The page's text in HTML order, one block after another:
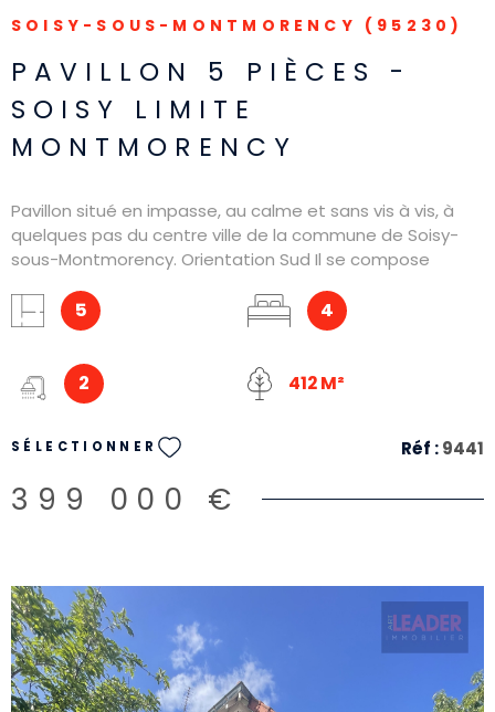
SOISY-SOUS-MONTMORENCY (95230)
PAVILLON 5 PIÈCES -
SOISY LIMITE
MONTMORENCY
Pavillon situé en impasse, au calme et sans vis à vis, à
quelques pas du centre ville de la commune de Soisy-
sous-Montmorency. Orientation Sud Il se compose
Salle d'eau et WC. Combles aménageables ! Sous-sol
semi enterré avec Salle de musique (ou de jeux/cinéma),
5 4
2 412 M²
SÉLECTIONNER Réf :9441
399 000 €